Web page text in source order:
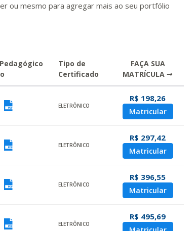
ou mesmo para agregar mais ao seu portfólio
Tipo de
Certificado
FAÇA SUA
MATRÍCULA →
Visualizar
ELETRÔNICO
R$ 198,26
Matricular
Visualizar
ELETRÔNICO
R$ 297,42
Matricular
Visualizar
ELETRÔNICO
R$ 396,55
Matricular
Visualizar
ELETRÔNICO
R$ 495,69